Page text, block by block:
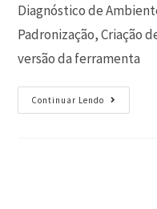
Diagnóstico de
Padronização, Criação
versão da ferramenta
Continuar Lendo